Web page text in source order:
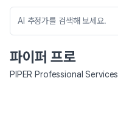
파이퍼 프로
PIPER Professional Services